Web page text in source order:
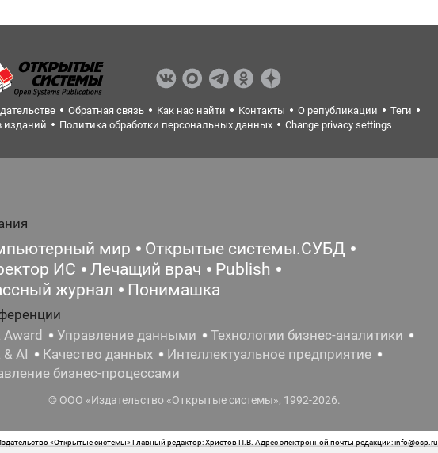
Обратная связь Как нас найти Контакты О републикации
Теги
изданий
Политика обработки персональных данных Change privacy settings
мир
Открытые системы.СУБД
ИС
Лечащий врач
Publish
журнал
Понимашка
Award
Управление данными
Технологии бизнес-аналитики
& AI
Качество данных
Интеллектуальное предприятие
бизнес-процессами
© ООО «Издательство «Открытые системы», 1992-2026.
«Открытые системы» Главный редактор: Христов П.В. Адрес электронной почты редакции: info@osp.ru